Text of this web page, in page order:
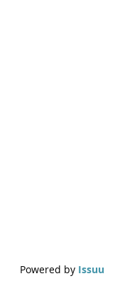
Powered by Issuu